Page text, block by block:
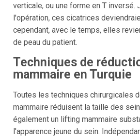
verticale, ou une forme en T inversé.
l'opération, ces cicatrices
cependant, avec le temps, elles
de peau du patient.
Techniques de
mammaire en Turquie
Toutes les techniques chirurgicales
mammaire réduisent la taille des
également un lifting mammaire
l'apparence jeune du sein.